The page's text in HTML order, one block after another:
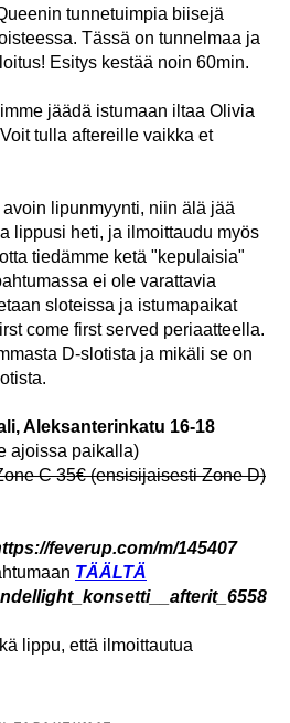
tunnetuimpia biisejä
Tässä on tunnelmaa ja
Esitys kestää noin 60min.
jäädä istumaan iltaa Olivia
tulla aftereille vaikka et
lipunmyynti, niin älä jää
lippusi heti, ja ilmoittaudu myös
tiedämme ketä "kepulaisia"
ei ole varattavia
sloteissa ja istumapaikat
come first served periaatteella.
D-slotista ja mikäli se on
Aleksanterinkatu 16-18
ajoissa paikalla)
C 35€ (ensisijaisesti Zone D)
feverup.com/m/145407
TÄÄLTÄ
lippu, että ilmoittautua